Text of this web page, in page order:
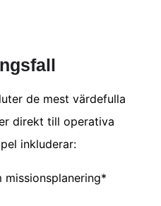
de mest värdefulla
direkt till operativa
inkluderar:
missionsplanering*